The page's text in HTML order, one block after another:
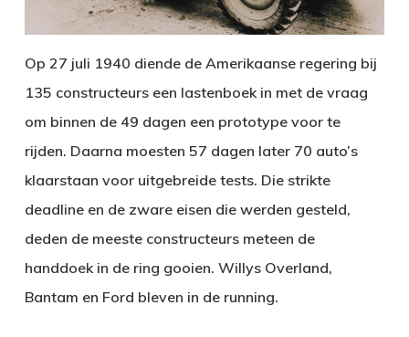
Op 27 juli 1940 diende de Amerikaanse regering bij
135 constructeurs een lastenboek in met de vraag
om binnen de 49 dagen een prototype voor te
rijden. Daarna moesten 57 dagen later 70 auto’s
klaarstaan voor uitgebreide tests. Die strikte
deadline en de zware eisen die werden gesteld,
deden de meeste constructeurs meteen de
handdoek in de ring gooien. Willys Overland,
Bantam en Ford bleven in de running.